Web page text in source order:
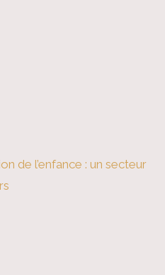
de l’enfance : un secteur